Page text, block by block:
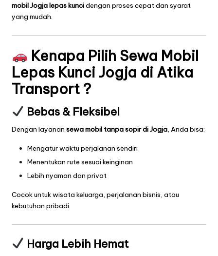
mobil Jogja lepas kuncidengan proses cepat dan syarat
yang mudah.
Kenapa Pilih Sewa Mobil
Lepas Kunci Jogja di Atika
Transport ?
Bebas & Fleksibel
Dengan layanan sewa mobil tanpa sopir di Jogja, Anda bisa:
Mengatur waktu perjalanan sendiri
Menentukan rute sesuai keinginan
Lebih nyaman dan privat
Cocok untuk wisata keluarga, perjalanan bisnis, atau
kebutuhan pribadi.
Harga Lebih Hemat